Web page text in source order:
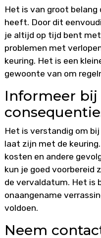
Het is van groot
heeft. Door dit
je altijd op tijd bent
problemen met
keuring. Het is een
gewoonte van om
Informeer
Het is verstandig om
laat zijn met de
kosten en andere
kun je goed voorbereid
de vervaldatum. Het is
onaangename
voldoen.
Neem